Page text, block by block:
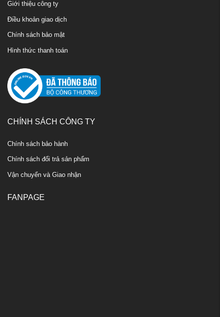
Giới thiệu công ty
Điều khoản giao dịch
Chính sách bảo mật
Hình thức thanh toán
CHÍNH SÁCH CÔNG TY
Chính sách bảo hành
Chính sách đổi trả sản phẩm
Vận chuyển và Giao nhận
FANPAGE